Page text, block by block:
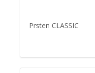
Prsten CLASSIC